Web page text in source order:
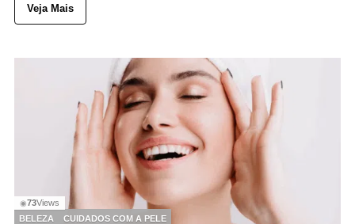
Veja Mais
◉73Views
BELEZA
CUIDADOS COM A PELE